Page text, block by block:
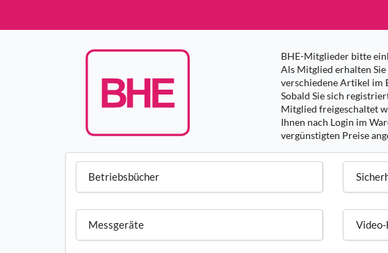
BHE-Mitglieder bitte
Als Mitglied erhalten Sie
verschiedene Artikel im
Sobald Sie sich
Mitglied freigeschaltet
Ihnen nach Login im
vergünstigten Preise
Betriebsbücher
Messgeräte